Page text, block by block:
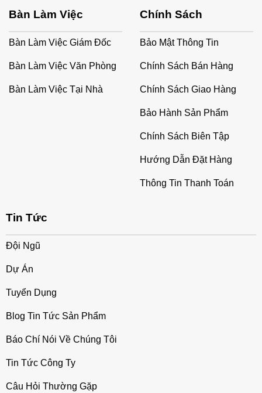
Bàn Làm Việc
Bàn Làm Việc Giám Đốc
Bàn Làm Việc Văn Phòng
Bàn Làm Việc Tại Nhà
Chính Sách
Bảo Mật Thông Tin
Chính Sách Bán Hàng
Chính Sách Giao Hàng
Bảo Hành Sản Phẩm
Chính Sách Biên Tập
Hướng Dẫn Đặt Hàng
Thông Tin Thanh Toán
Tin Tức
Đội Ngũ
Dự Án
Tuyển Dụng
Blog Tin Tức Sản Phẩm
Báo Chí Nói Về Chúng Tôi
Tin Tức Công Ty
Câu Hỏi Thường Gặp